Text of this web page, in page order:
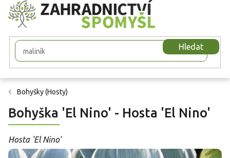
Přejít
na
obsah
Hledat
Bohyšky (Hosty)
Bohyška 'El Nino' - Hosta 'El Nino'
Hosta 'El Nino'